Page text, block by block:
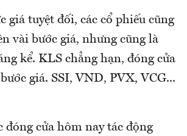
giá tuyệt đối, các cổ phiếu cũng
vài bước giá, nhưng cũng là
kể. KLS chẳng hạn, đóng cửa
giá. SSI, VND, PVX, VCG...
đóng cửa hôm nay tác động